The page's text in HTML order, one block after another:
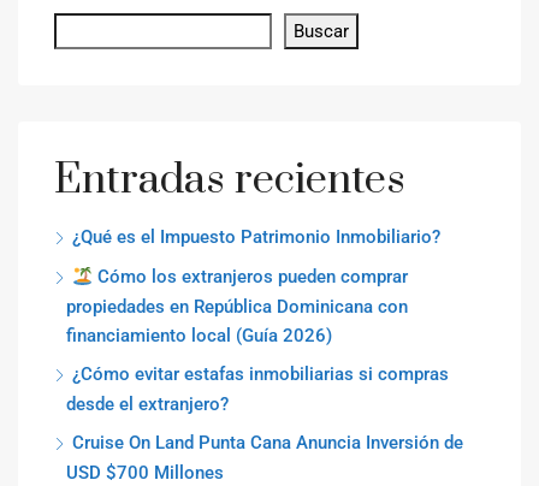
Buscar
Entradas recientes
¿Qué es el Impuesto Patrimonio Inmobiliario?
Cómo los extranjeros pueden comprar
propiedades en República Dominicana con
financiamiento local (Guía 2026)
¿Cómo evitar estafas inmobiliarias si compras
desde el extranjero?
Cruise On Land Punta Cana Anuncia Inversión de
USD $700 Millones